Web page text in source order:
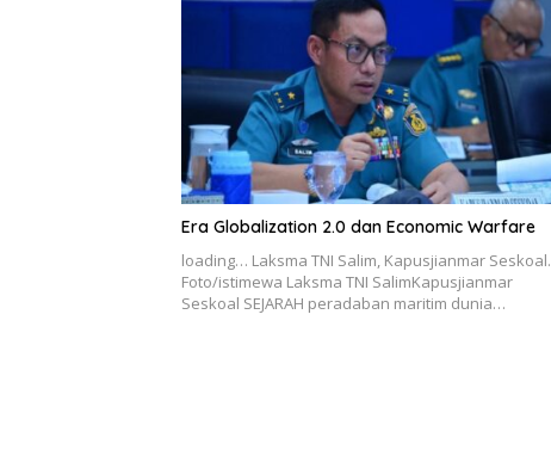
Era Globalization 2.0 dan Economic Warfare
loading… Laksma TNI Salim, Kapusjianmar Seskoal.
Foto/istimewa Laksma TNI SalimKapusjianmar
Seskoal SEJARAH peradaban maritim dunia…